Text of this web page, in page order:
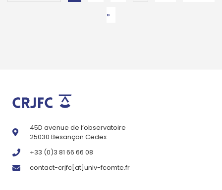
»
45D avenue de l’observatoire
25030 Besançon Cedex
+33 (0)3 81 66 66 08
contact-crjfc[at]univ-fcomte.fr